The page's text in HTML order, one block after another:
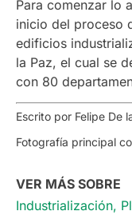
Para comenzar lo
inicio del proceso
edificios
la Paz, el cual se
con 80
Escrito por Felipe De
Fotografía principal
VER MÁS SOBRE
Industrialización,